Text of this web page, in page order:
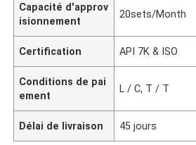
Capacité d'approv
isionnement
20sets/Month
Certification API 7K & ISO
Conditions de pai
ement
L / C, T / T
Délai de livraison 45 jours